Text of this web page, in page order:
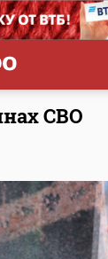
СВО